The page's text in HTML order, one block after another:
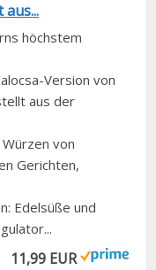
höchstem
Version von
aus der
von
Gerichten,
Edelsüße und
11,99 EUR